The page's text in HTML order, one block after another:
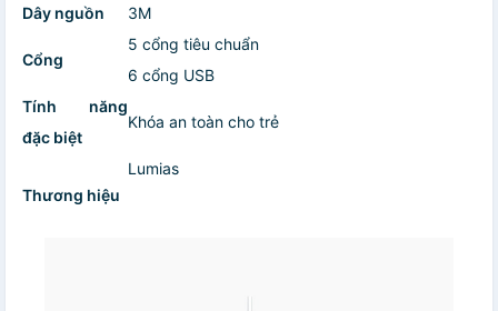
Dây nguồn 3M
Cổng
5 cổng tiêu chuẩn
6 cổng USB
Tính năng
đặc biệt
Khóa an toàn cho trẻ
Thương hiệu
Lumias